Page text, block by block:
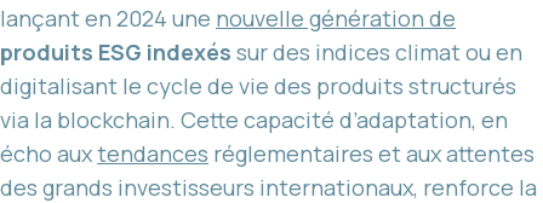
lançant en 2024 une nouvelle génération de
produits ESG indexés sur des indices climat ou en
digitalisant le cycle de vie des produits structurés
via la blockchain. Cette capacité d’adaptation, en
écho auxtendances réglementaires et aux attentes
des grands investisseurs internationaux, renforce la